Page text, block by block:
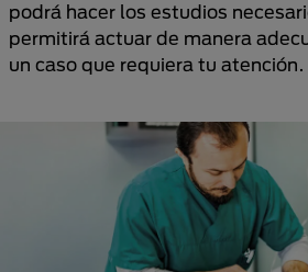
podrá hacer los estudios
permitirá actuar de manera
un caso que requiera tu atención.